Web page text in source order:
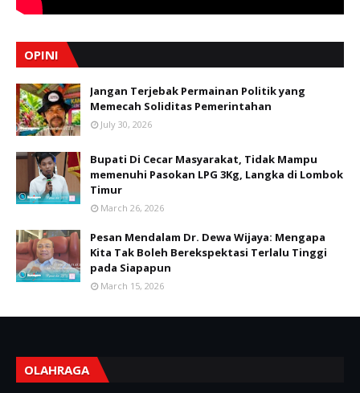
OPINI
Jangan Terjebak Permainan Politik yang
Memecah Soliditas Pemerintahan
July 30, 2026
Bupati Di Cecar Masyarakat, Tidak Mampu
memenuhi Pasokan LPG 3Kg, Langka di Lombok
Timur
March 26, 2026
Pesan Mendalam Dr. Dewa Wijaya: Mengapa
Kita Tak Boleh Berekspektasi Terlalu Tinggi
pada Siapapun
March 15, 2026
OLAHRAGA